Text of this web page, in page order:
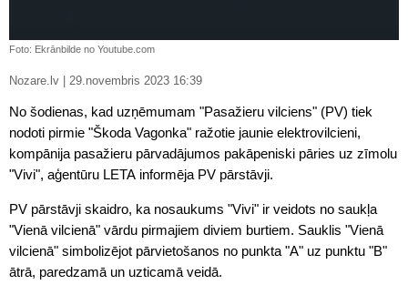
Foto: Ekrānbilde no Youtube.com
Nozare.lv | 29.novembris 2023 16:39
No šodienas, kad uzņēmumam "Pasažieru vilciens" (PV) tiek
nodoti pirmie "Škoda Vagonka" ražotie jaunie elektrovilcieni,
kompānija pasažieru pārvadājumos pakāpeniski pāries uz zīmolu
"Vivi", aģentūru LETA informēja PV pārstāvji.
PV pārstāvji skaidro, ka nosaukums "Vivi" ir veidots no saukļa
"Vienā vilcienā" vārdu pirmajiem diviem burtiem. Sauklis "Vienā
vilcienā" simbolizējot pārvietošanos no punkta "A" uz punktu "B"
ātrā, paredzamā un uzticamā veidā.